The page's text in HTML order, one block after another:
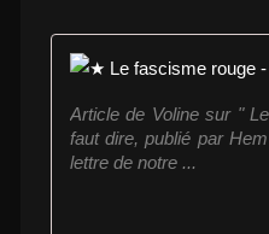
Article de Voline sur "
faut dire, publié par
lettre de notre ...